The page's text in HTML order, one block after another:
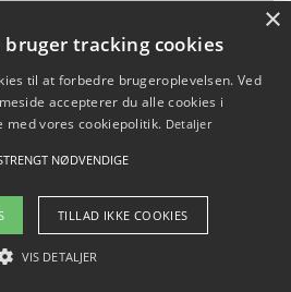
2026 - Pilanto Aps
×
tracking cookies
til at forbedre brugeroplevelsen. Ved
accepterer du alle cookies i
med vores cookiepolitik. Detaljer
NØDVENDIGE
TILLAD IKKE COOKIES
VIS DETALJER